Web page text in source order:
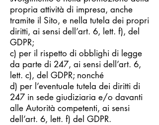
propria attività di impresa, anche
tramite il Sito, e nella tutela dei propri
diritti, ai sensi dell’art. 6, lett. f), del
GDPR;
c) per il rispetto di obblighi di legge
da parte di 247, ai sensi dell’art. 6,
lett. c), del GDPR; nonché
d) per l’eventuale tutela dei diritti di
247 in sede giudiziaria e/o davanti
alle Autorità competenti, ai sensi
dell’art. 6, lett. f) del GDPR.